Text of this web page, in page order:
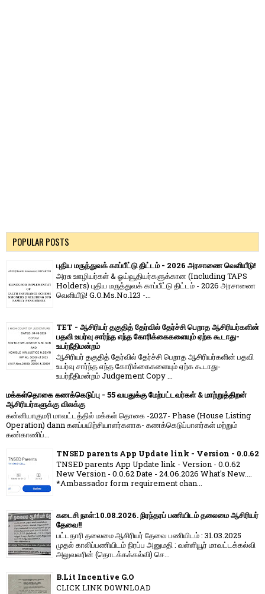
POPULAR POSTS
புதிய மருத்துவக் காப்பீட்டு திட்டம் - 2026 அரசாணை வெளியீடு!
அரசு ஊழியர்கள் & ஓய்வூதியர்களுக்கான (Including TAPS
Holders) புதிய மருத்துவக் காப்பீட்டு திட்டம் - 2026 அரசாணை
வெளியீடு! G.O.Ms.No.123 -...
TET - ஆசிரியர் தகுதித் தேர்வில் தேர்ச்சி பெறாத ஆசிரியர்களின்
பதவி உயர்வு சார்ந்த எந்த கோரிக்கைகளையும் ஏற்க கூடாது-
உயர்நீதிமன்றம்
ஆசிரியர் தகுதித் தேர்வில் தேர்ச்சி பெறாத ஆசிரியர்களின் பதவி
உயர்வு சார்ந்த எந்த கோரிக்கைகளையும் ஏற்க கூடாது-
உயர்நீதிமன்றம் Judgement Copy ...
மக்கள்தொகை கணக்கெடுப்பு - 55 வயதுக்கு மேற்பட்டவர்கள் & மாற்றுத்திறன்
ஆசிரியர்களுக்கு விலக்கு
கன்னியாகுமரி மாவட்டத்தில் மக்கள் தொகை -2027- Phase (House Listing
Operation) dann களப்பயிற்சியாளர்களாக- கணக்கெடுப்பாளர்கள் மற்றும்
கண்காணிப்...
TNSED parents App Update link - Version - 0.0.62
TNSED parents App Update link - Version - 0.0.62
New Version - 0.0.62 Date - 24.06.2026 What's New....
*Ambassador form requirement chan...
கடைசி நாள்:10.08.2026. நிரந்தரப் பணியிடம் தலைமை ஆசிரியர்
தேவை!!
பட்டதாரி தலைமை ஆசிரியர் தேவை பணியிடம் : 31.03.2025
முதல் காலிப்பணியிடம் நிரப்ப அனுமதி : வள்ளியூர் மாவட்டக்கல்வி
அலுவலரின் (தொடக்கக்கல்வி) செ...
B.Lit Incentive G.O
CLICK LINK DOWNLOAD